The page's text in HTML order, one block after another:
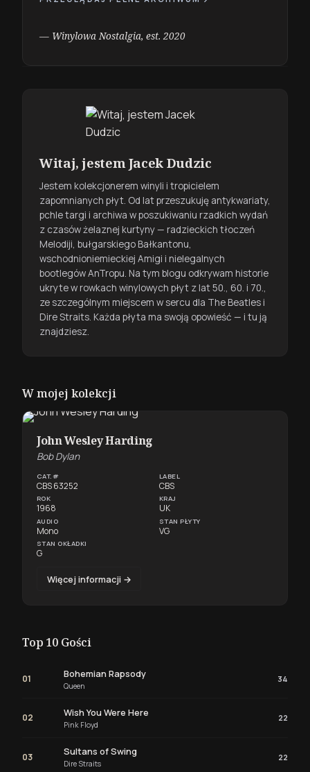
— Winylowa Nostalgia, est. 2020
Witaj, jestem Jacek Dudzic
Jestem kolekcjonerem winyli i tropicielem
zapomnianych płyt. Od lat przeszukuję antykwariaty,
pchlе targi i archiwa w poszukiwaniu rzadkich wydań
z czasów żelaznej kurtyny — radzieckich tłoczeń
Melodiji, bułgarskiego Bałkantonu,
wschodnioniemieckiej Amigi i nielegalnych
bootlegów AnTropu. Na tym blogu odkrywam historie
ukryte w rowkach winylowych płyt z lat 50., 60. i 70.,
ze szczególnym miejscem w sercu dla The Beatles i
Dire Straits. Każda płyta ma swoją opowieść — i tu ją
znajdziesz.
W mojej kolekcji
John Wesley Harding
Bob Dylan
CAT.#
CBS 63252
LABEL
CBS
ROK
1968
KRAJ
UK
AUDIO
Mono
STAN PŁYTY
VG
STAN OKŁADKI
G
Więcej informacji →
Top 10 Gości
01 Bohemian Rapsody
Queen
34
02 Wish You Were Here
Pink Floyd
22
03 Sultans of Swing
Dire Straits
22